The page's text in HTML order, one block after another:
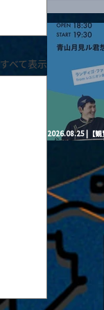
すべて表示
2026.08.20 |【
2026.08.25 |【観
voices from